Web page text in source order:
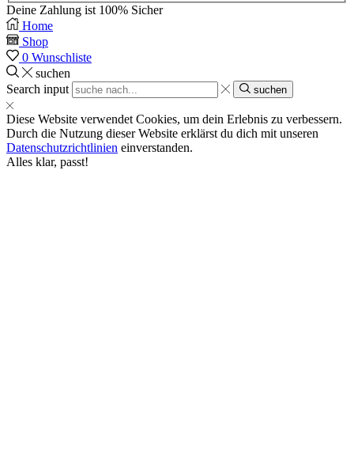
Deine Zahlung ist 100% Sicher
Home
Shop
0 Wunschliste
suchen
Search input
suchen
Diese Website verwendet Cookies, um dein Erlebnis zu verbessern.
Durch die Nutzung dieser Website erklärst du dich mit unseren
Datenschutzrichtlinien einverstanden.
Alles klar, passt!